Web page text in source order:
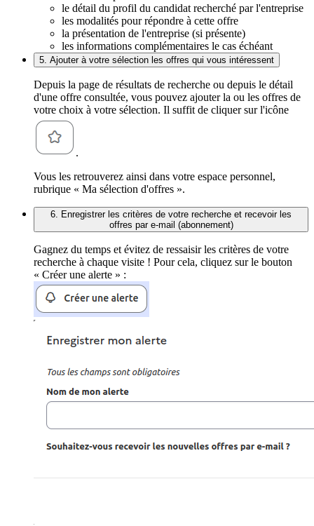
le détail du profil du candidat recherché par l'entreprise
les modalités pour répondre à cette offre
la présentation de l'entreprise (si présente)
les informations complémentaires le cas échéant
5. Ajouter à votre sélection les offres qui vous intéressent
Depuis la page de résultats de recherche ou depuis le détail
d'une offre consultée, vous pouvez ajouter la ou les offres de
votre choix à votre sélection. Il suffit de cliquer sur l'icône
.
Vous les retrouverez ainsi dans votre espace personnel,
rubrique « Ma sélection d'offres ».
6. Enregistrer les critères de votre recherche et recevoir les
offres par e-mail (abonnement)
Gagnez du temps et évitez de ressaisir les critères de votre
recherche à chaque visite ! Pour cela, cliquez sur le bouton
« Créer une alerte » :